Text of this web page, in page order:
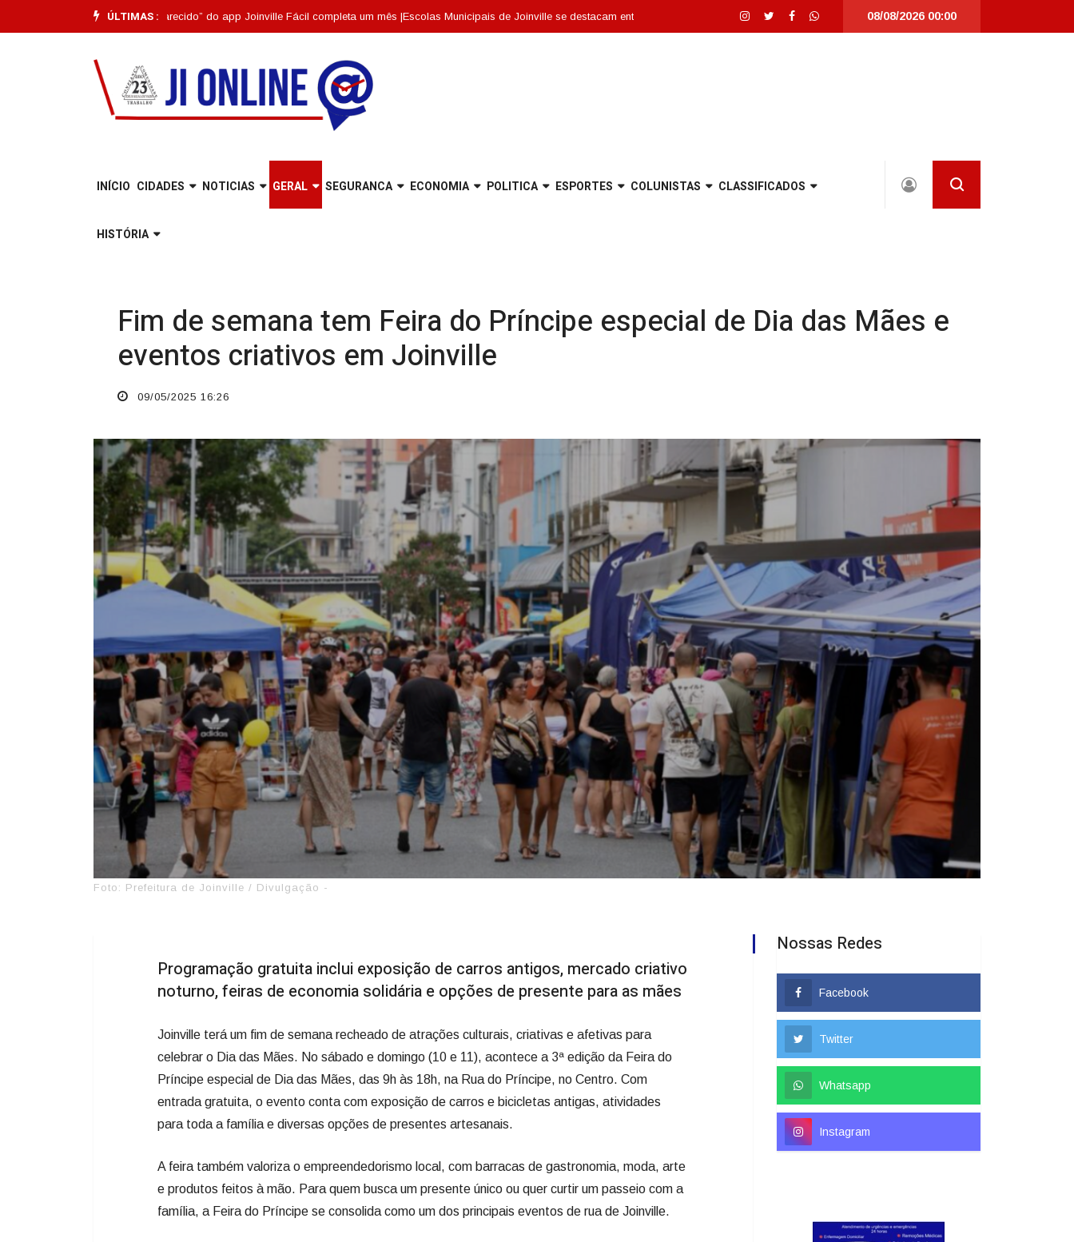
ÚLTIMAS :
“Pet Desaparecido” do app Joinville Fácil completa um mês |Escolas Municipais de Joinville se destacam entre as dez melhores de Santa Catarina |Detrans instala novo semáforo na rua Santa Catarina, na
08/08/2026 00:00
INÍCIO CIDADES NOTICIAS GERAL SEGURANCA ECONOMIA POLITICA ESPORTES COLUNISTAS CLASSIFICADOS
HISTÓRIA
Fim de semana tem Feira do Príncipe especial de Dia das Mães e
eventos criativos em Joinville
09/05/2025 16:26
Foto: Prefeitura de Joinville / Divulgação -
Programação gratuita inclui exposição de carros antigos, mercado criativo
noturno, feiras de economia solidária e opções de presente para as mães
Joinville terá um fim de semana recheado de atrações culturais, criativas e afetivas para
celebrar o Dia das Mães. No sábado e domingo (10 e 11), acontece a 3ª edição da Feira do
Príncipe especial de Dia das Mães, das 9h às 18h, na Rua do Príncipe, no Centro. Com
entrada gratuita, o evento conta com exposição de carros e bicicletas antigas, atividades
para toda a família e diversas opções de presentes artesanais.
A feira também valoriza o empreendedorismo local, com barracas de gastronomia, moda, arte
e produtos feitos à mão. Para quem busca um presente único ou quer curtir um passeio com a
família, a Feira do Príncipe se consolida como um dos principais eventos de rua de Joinville.
Nossas Redes
Facebook
Twitter
Whatsapp
Instagram